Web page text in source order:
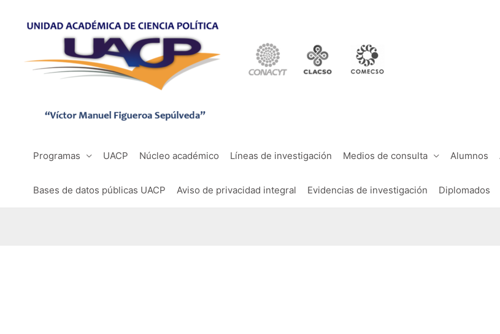
Programas UACP Núcleo académico Líneas de investigación Medios de consulta Alumnos
Bases de datos públicas UACP Aviso de privacidad integral Evidencias de investigación Diplomados